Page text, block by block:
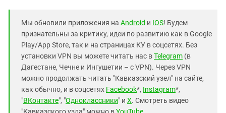
Мы обновили приложения на Android и IOS! Будем
признательны за критику, идеи по развитию как в Google
Play/App Store, так и на страницах КУ в соцсетях. Без
установки VPN вы можете читать нас вTelegram (в
Дагестане, Чечне и Ингушетии – с VPN). Через VPN
можно продолжать читать "Кавказский узел" на сайте,
как обычно, и в соцсетях Facebook*, Instagram*,
"ВКонтакте", "Одноклассники" и X. Смотреть видео
"Кавказского узла" можно вYouTube